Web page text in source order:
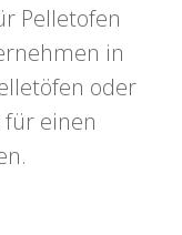
Pelletofen
in
oder
einen